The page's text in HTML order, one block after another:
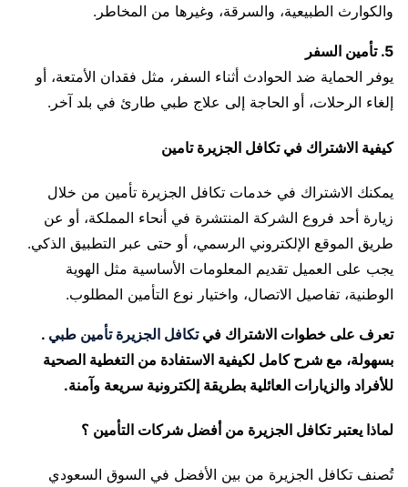
والكوارث الطبيعية، والسرقة، وغيرها من المخاطر.
5. تأمين السفر
يوفر الحماية ضد الحوادث أثناء السفر، مثل فقدان الأمتعة، أو
إلغاء الرحلات، أو الحاجة إلى علاج طبي طارئ في بلد آخر.
كيفية الاشتراك في تكافل الجزيرة تامين
يمكنك الاشتراك في خدمات تكافل الجزيرة تأمين من خلال
زيارة أحد فروع الشركة المنتشرة في أنحاء المملكة، أو عن
طريق الموقع الإلكتروني الرسمي، أو حتى عبر التطبيق الذكي.
يجب على العميل تقديم المعلومات الأساسية مثل الهوية
الوطنية، تفاصيل الاتصال، واختيار نوع التأمين المطلوب.
تعرف على خطوات الاشتراك فيتكافل الجزيرة تأمين طبي .
بسهولة، مع شرح كامل لكيفية الاستفادة من التغطية الصحية
للأفراد والزيارات العائلية بطريقة إلكترونية سريعة وآمنة.
لماذا يعتبر تكافل الجزيرة من أفضل شركات التأمين ؟
تُصنف تكافل الجزيرة من بين الأفضل في السوق السعودي